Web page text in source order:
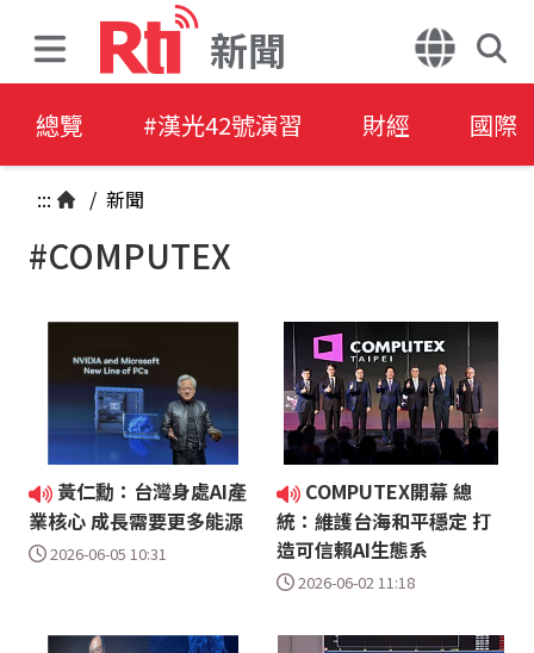
新聞
總覽 #漢光42號演習 財經 國際
::: / 新聞
#COMPUTEX
黃仁勳：台灣身處AI產
業核心 成長需要更多能源
2026-06-05 10:31
COMPUTEX開幕 總
統：維護台海和平穩定 打
造可信賴AI生態系
2026-06-02 11:18